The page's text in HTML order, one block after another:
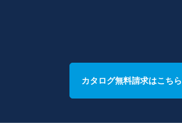
カタログ無料請求はこちら